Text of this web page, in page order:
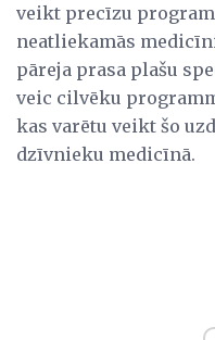
veikt precīzu
neatliekamās
pāreja prasa plašu
veic cilvēku
kas varētu veikt šo
dzīvnieku medicīnā.